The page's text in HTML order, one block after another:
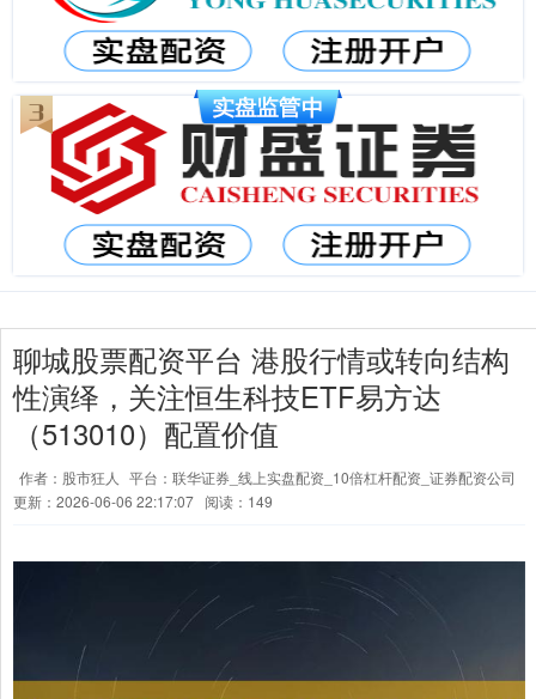
聊城股票配资平台 港股行情或转向结构
性演绎，关注恒生科技ETF易方达
（513010）配置价值
作者：股市狂人
平台：联华证券_线上实盘配资_10倍杠杆配资_证券配资公司
更新：2026-06-06 22:17:07 阅读：149